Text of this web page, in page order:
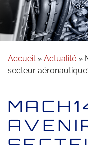
Accueil » Actualité »
secteur